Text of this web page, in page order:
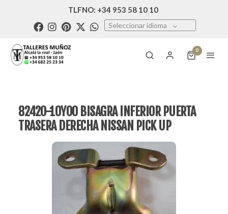
TLFNO: +34 953 58 10 10
Seleccionar idioma
0
82420-10Y00 BISAGRA INFERIOR PUERTA
TRASERA DERECHA NISSAN PICK UP